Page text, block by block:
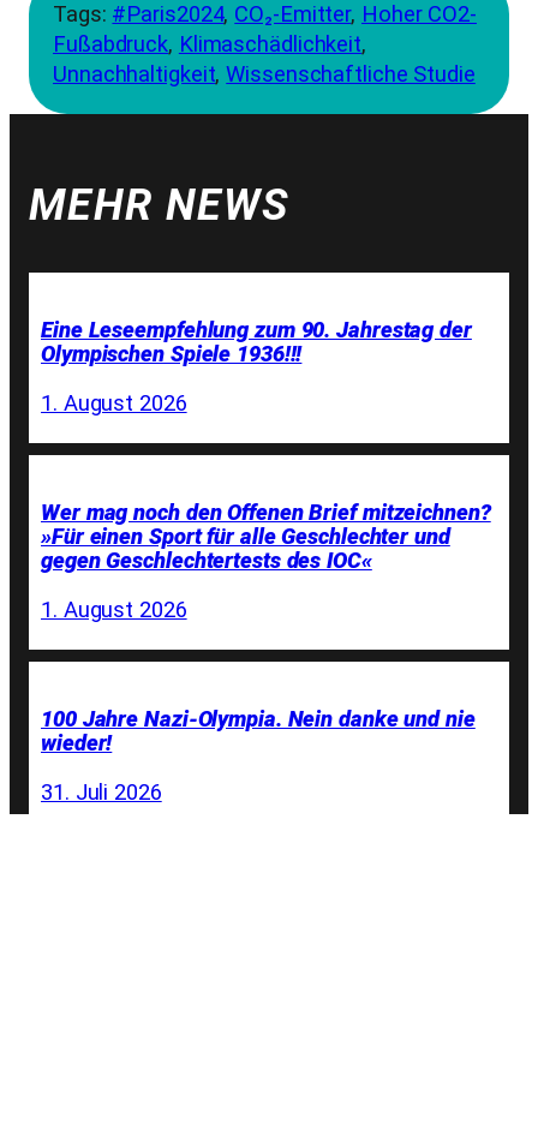
Tags: #Paris2024, CO₂-Emitter, Hoher CO2-
Fußabdruck, Klimaschädlichkeit
Unnachhaltigkeit, Wissenschaftliche Studie
MEHR NEWS
Eine Leseempfehlung zum 90. Jahrestag der
Olympischen Spiele 1936!!!
1. August 2026
Wer mag noch den Offenen Brief mitzeichnen?
»Für einen Sport für alle Geschlechter und
gegen Geschlechtertests des IOC«
1. August 2026
100 Jahre Nazi-Olympia. Nein danke und nie
wieder!
31. Juli 2026